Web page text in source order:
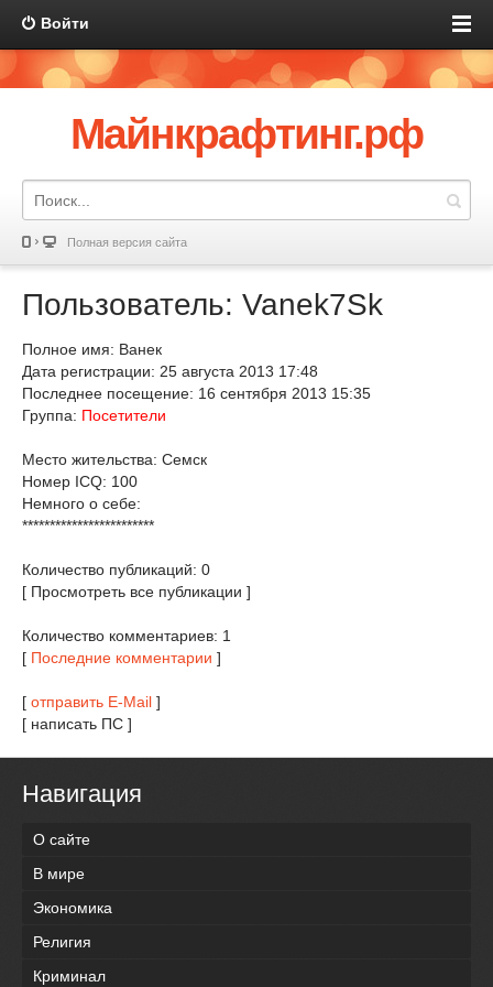
Войти
Майнкрафтинг.рф
Полная версия сайта
Пользователь: Vanek7Sk
Полное имя: Ванек
Дата регистрации: 25 августа 2013 17:48
Последнее посещение: 16 сентября 2013 15:35
Группа: Посетители
Место жительства: Семск
Номер ICQ: 100
Немного о себе:
************************
Количество публикаций: 0
[ Просмотреть все публикации ]
Количество комментариев: 1
[ Последние комментарии ]
[ отправить E-Mail ]
[ написать ПС ]
Навигация
О сайте
В мире
Экономика
Религия
Криминал